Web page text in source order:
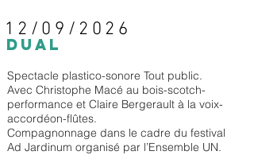
12/09/2026
DuaL
Spectacle plastico-sonore Tout public.
Avec Christophe Macé au bois-scotch-
performance et Claire Bergerault à la voix-
accordéon-flûtes.
Compagnonnage dans le cadre du festival
Ad Jardinum organisé par l’Ensemble UN.